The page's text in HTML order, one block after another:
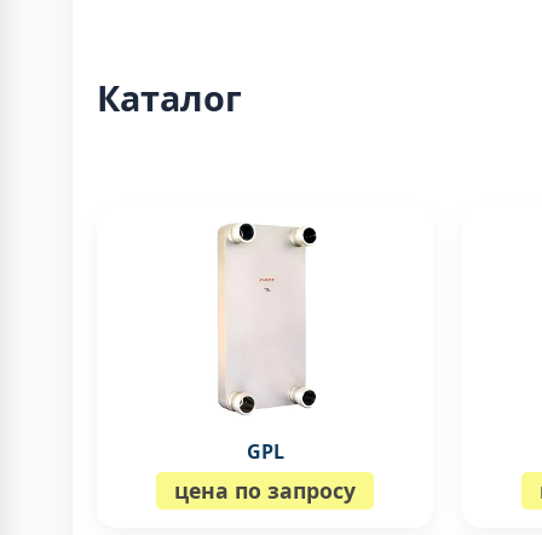
Каталог
GPL
цена по запросу